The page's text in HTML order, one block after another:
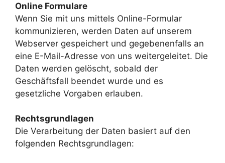
Online Formulare
Wenn Sie mit uns mittels Online-Formular
kommunizieren, werden Daten auf unserem
Webserver gespeichert und gegebenenfalls an
eine E-Mail-Adresse von uns weitergeleitet. Die
Daten werden gelöscht, sobald der
Geschäftsfall beendet wurde und es
gesetzliche Vorgaben erlauben.
Rechtsgrundlagen
Die Verarbeitung der Daten basiert auf den
folgenden Rechtsgrundlagen: